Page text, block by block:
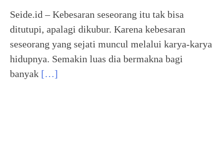
Seide.id – Kebesaran seseorang itu tak bisa
ditutupi, apalagi dikubur. Karena kebesaran
seseorang yang sejati muncul melalui karya-karya
hidupnya. Semakin luas dia bermakna bagi
banyak […]